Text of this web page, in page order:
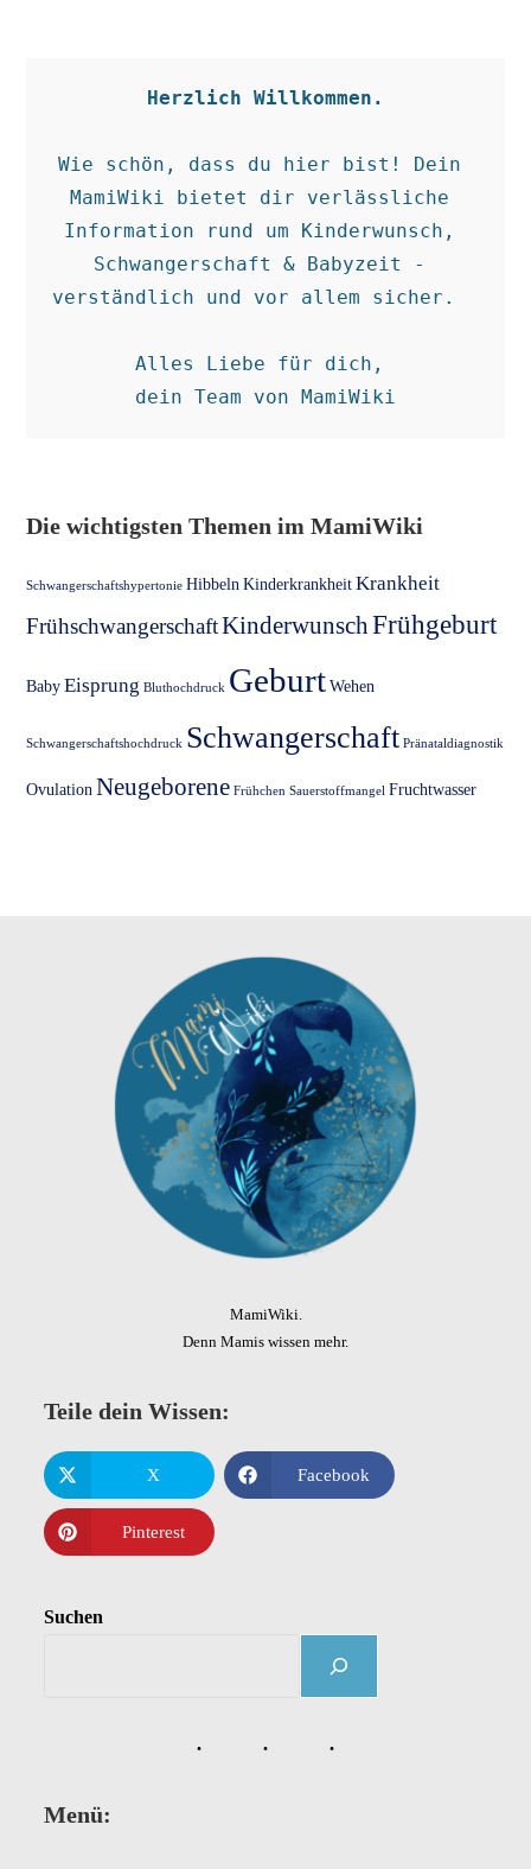
Herzlich Willkommen.
Wie schön, dass du hier bist! Dein
MamiWiki bietet dir verlässliche
Information rund um Kinderwunsch,
Schwangerschaft & Babyzeit -
verständlich und vor allem sicher.
Alles Liebe für dich,
dein Team von MamiWiki
Die wichtigsten Themen im MamiWiki
Schwangerschaftshypertonie Hibbeln Kinderkrankheit Krankheit
FrühschwangerschaftKinderwunschFrühgeburt
Baby Eisprung Bluthochdruck Geburt Wehen
Schwangerschaftshochdruck Schwangerschaft Pränataldiagnostik
Ovulation Neugeborene Frühchen Sauerstoffmangel Fruchtwasser
MamiWiki.
Denn Mamis wissen mehr.
Teile dein Wissen:
X Facebook
Pinterest
Suchen
Menü: